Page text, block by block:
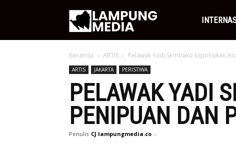
Media
Beranda ARTIS Pelawak Yadi Sembako Dipolisikan
ARTIS JAKARTA PERISTIWA
PELAWAK YADI
PENIPUAN DAN
Penulis CJ lampungmedia.co -